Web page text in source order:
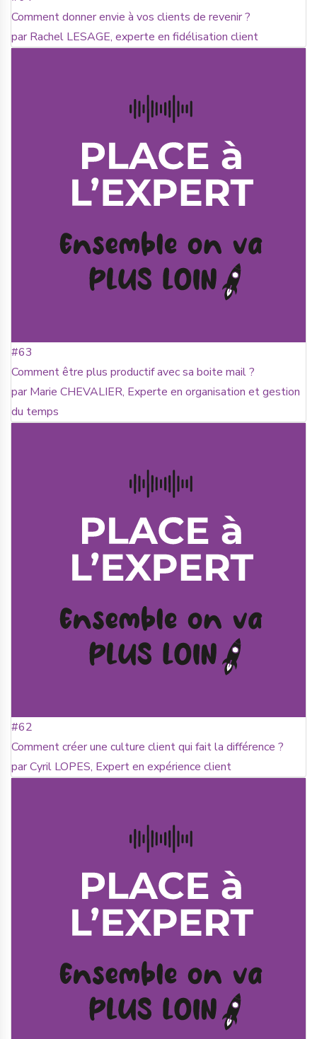
Comment donner envie à vos clients de revenir ?
par Rachel LESAGE, experte en fidélisation client
#63
Comment être plus productif avec sa boite mail ?
par Marie CHEVALIER, Experte en organisation et gestion
du temps
#62
Comment créer une culture client qui fait la différence ?
par Cyril LOPES, Expert en expérience client